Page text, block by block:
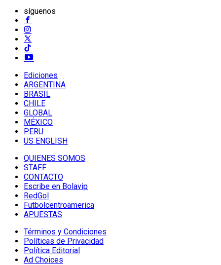
síguenos
Ediciones
ARGENTINA
BRASIL
CHILE
GLOBAL
MÉXICO
PERU
US ENGLISH
QUIENES SOMOS
STAFF
CONTACTO
Escribe en Bolavip
RedGol
Futbolcentroamerica
APUESTAS
Términos y Condiciones
Políticas de Privacidad
Política Editorial
Ad Choices